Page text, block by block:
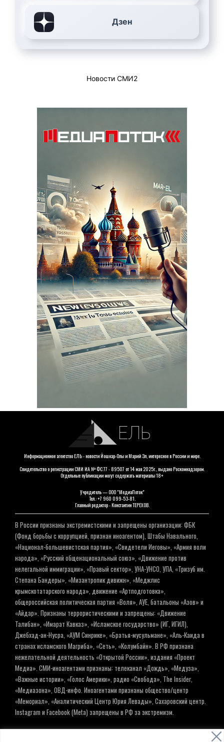
Дзен
Новости СМИ2
ЕЛЬ
Информационное агентство ЕЛЬ - новости Йошкар-Олы и Марий Эл, интересное в России и мире.
Свидетельство о регистрации СМИ ИА № ФС 77 - 89507 от 14 мая 2025г., выдано Роскомнадзором.
Отдельные публикации могут содержать материалы 18+
Учредитель — ООО "МедиаПоток"
Тел.: +7 960 099-53-81.
Главный редактор - Константин ТЕРЕХОВ.
В России признаны экстремистскими и запрещены организации: ФБК
(Фонд борьбы с коррупцией, признан иноагентом), Штабы Навального,
«Национал-большевистская партия», «Свидетели Иеговы», «Армия воли
народа», «Русский общенациональный союз», «Движение против
нелегальной иммиграции», «Правый сектор», УНА-УНСО, УПА, «Тризуб им.
Степана Бандеры», «Мизантропик дивижн», «Меджлис
крымскотатарского народа», движение «Артподготовка»,
общероссийская политическая партия «Воля», АУЕ, батальоны «Азов» и
«Айдар». Признаны террористическими и запрещены: «Движение
Талибан», «Имарат Кавказ», «Исламское государство» (ИГ, ИГИЛ),
Джебхад-ан-Нусра, «АУМ Синрике», «Братья-мусульмане», «Аль-Каида в
странах исламского Магриба», «Сеть», «Колумбайн». В РФ признана
нежелательной деятельность «Открытой России», издания «Проект
Медиа». СМИ-иноагентами признаны: телеканал «Дождь», «Медуза»,
«Важные истории», «Голос Америки», радио «Свобода», The Insider,
«Медиазона», ОВД-инфо. Иноагентами признаны общество/центр
«Мемориал», «Аналитический Центр Юрия Левады», Сахаровский центр.
Instagram и Facebook (Metа) запрещены в РФ за экстремизм.